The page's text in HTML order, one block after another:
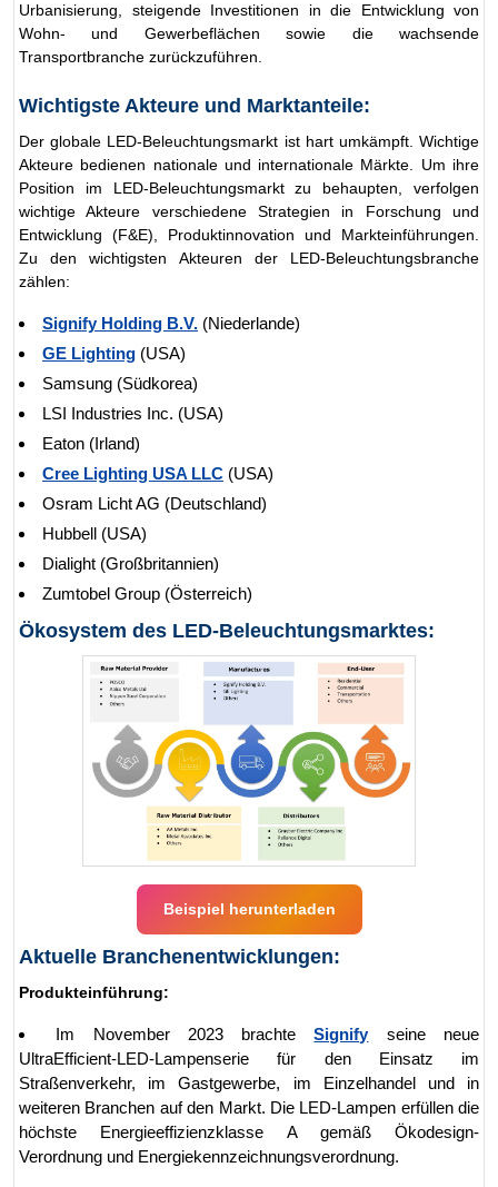
Urbanisierung, steigende Investitionen in die Entwicklung von
Wohn- und Gewerbeflächen sowie die wachsende
Transportbranche zurückzuführen.
Wichtigste Akteure und Marktanteile:
Der globale LED-Beleuchtungsmarkt ist hart umkämpft. Wichtige
Akteure bedienen nationale und internationale Märkte. Um ihre
Position im LED-Beleuchtungsmarkt zu behaupten, verfolgen
wichtige Akteure verschiedene Strategien in Forschung und
Entwicklung (F&E), Produktinnovation und Markteinführungen.
Zu den wichtigsten Akteuren der LED-Beleuchtungsbranche
zählen:
Signify Holding B.V. (Niederlande)
GE Lighting (USA)
Samsung (Südkorea)
LSI Industries Inc. (USA)
Eaton (Irland)
Cree Lighting USA LLC (USA)
Osram Licht AG (Deutschland)
Hubbell (USA)
Dialight (Großbritannien)
Zumtobel Group (Österreich)
Ökosystem des LED-Beleuchtungsmarktes:
Beispiel herunterladen
Aktuelle Branchenentwicklungen:
Produkteinführung:
Im November 2023 brachteSignifyseine neue
UltraEfficient-LED-Lampenserie für den Einsatz im
Straßenverkehr, im Gastgewerbe, im Einzelhandel und in
weiteren Branchen auf den Markt. Die LED-Lampen erfüllen die
höchste Energieeffizienzklasse A gemäß Ökodesign-
Verordnung und Energiekennzeichnungsverordnung.